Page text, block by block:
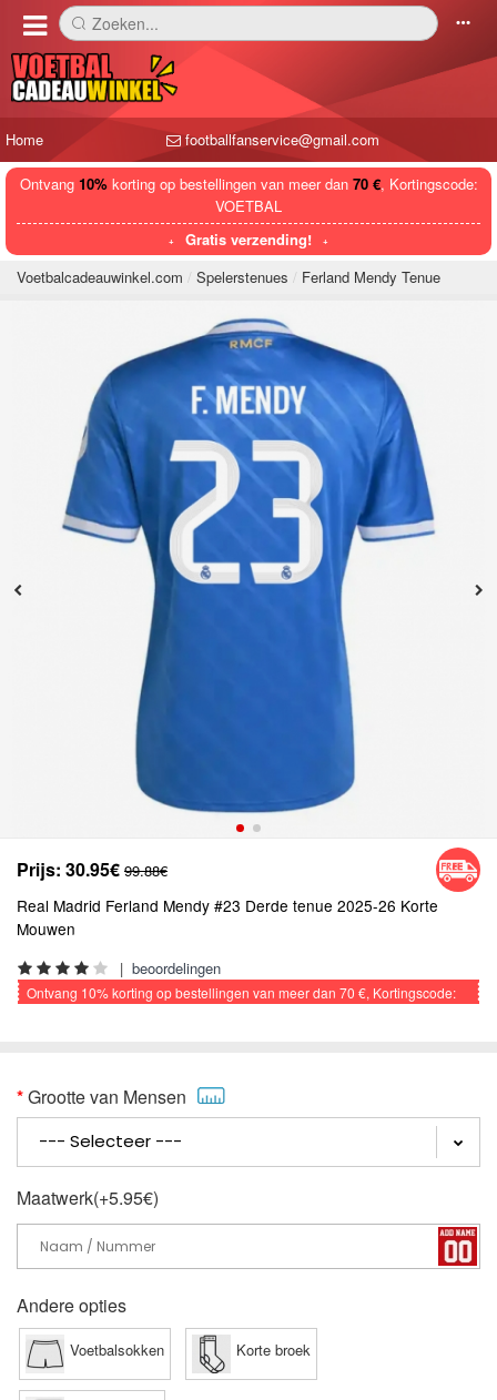
󰅼 Zoeken... 󰄒
Home footballfanservice@gmail.com
Ontvang 10%korting op bestellingen van meer dan 70 €, Kortingscode:
VOETBAL
Gratis verzending!
Voetbalcadeauwinkel.com
Spelerstenues Ferland Mendy Tenue
Prijs: 30.95€ 99.88€
Real Madrid Ferland Mendy #23 Derde tenue 2025-26 Korte
Mouwen
| beoordelingen
Ontvang 10%korting op bestellingen van meer dan 70 €, Kortingscode:
Grootte van Mensen
Maatwerk(+5.95€)
Andere opties
Voetbalsokken Korte broek